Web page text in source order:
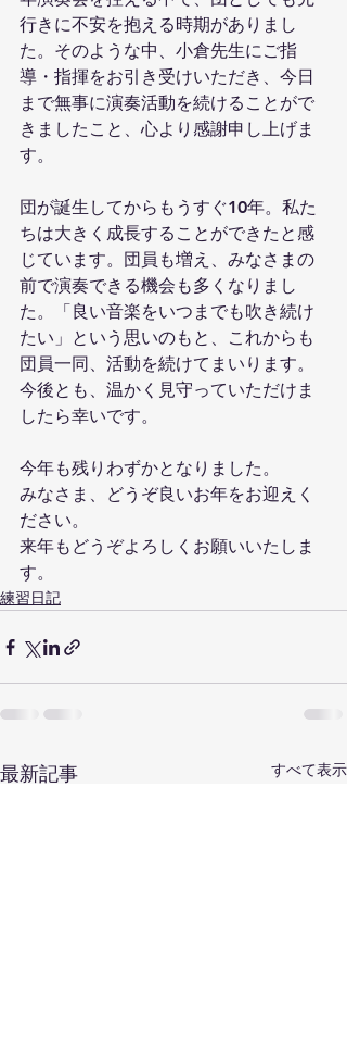
行きに不安を抱える時期がありまし
た。そのような中、小倉先生にご指
導・指揮をお引き受けいただき、今日
まで無事に演奏活動を続けることがで
きましたこと、心より感謝申し上げま
す。
団が誕生してからもうすぐ10年。私た
ちは大きく成長することができたと感
じています。団員も増え、みなさまの
前で演奏できる機会も多くなりまし
た。「良い音楽をいつまでも吹き続け
たい」という思いのもと、これからも
団員一同、活動を続けてまいります。
今後とも、温かく見守っていただけま
したら幸いです。
今年も残りわずかとなりました。
みなさま、どうぞ良いお年をお迎えく
ださい。
来年もどうぞよろしくお願いいたしま
す。
練習日記
最新記事 すべて表示